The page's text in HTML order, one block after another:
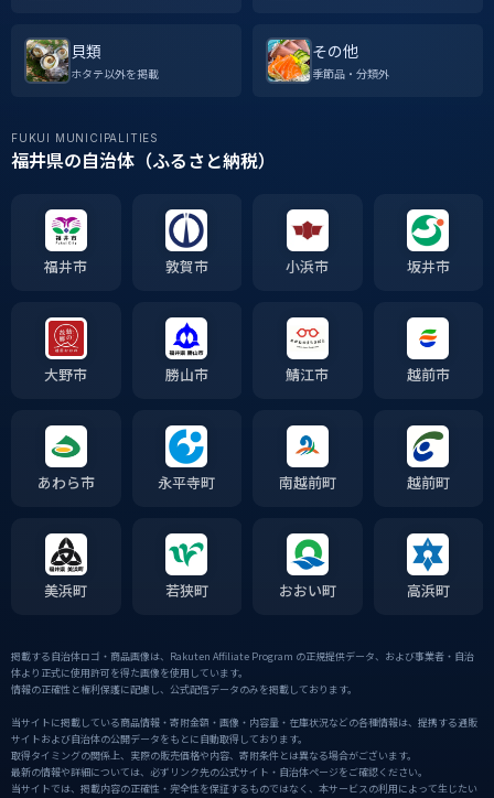
貝類
ホタテ以外を掲載
その他
季節品・分類外
FUKUI MUNICIPALITIES
福井県の自治体（ふるさと納税）
福井市 敦賀市 小浜市 坂井市
大野市 勝山市 鯖江市 越前市
あわら市 永平寺町 南越前町 越前町
美浜町 若狭町 おおい町 高浜町
掲載する自治体ロゴ・商品画像は、Rakuten Affiliate Program の正規提供データ、および事業者・自治
体より正式に使用許可を得た画像を使用しています。
情報の正確性と権利保護に配慮し、公式配信データのみを掲載しております。
当サイトに掲載している商品情報・寄附金額・画像・内容量・在庫状況などの各種情報は、提携する通販
サイトおよび自治体の公開データをもとに自動取得しております。
取得タイミングの関係上、実際の販売価格や内容、寄附条件とは異なる場合がございます。
最新の情報や詳細については、必ずリンク先の公式サイト・自治体ページをご確認ください。
当サイトでは、掲載内容の正確性・完全性を保証するものではなく、本サービスの利用によって生じたい